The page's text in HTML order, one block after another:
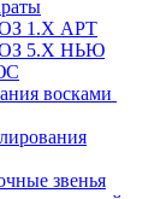
1.Х АРТ
5.Х НЬЮ
восками
звенья